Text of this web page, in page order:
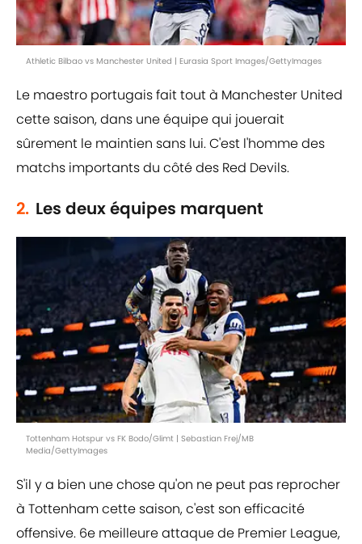
Athletic Bilbao vs Manchester United | Eurasia Sport Images/GettyImages
Le maestro portugais fait tout à Manchester United
cette saison, dans une équipe qui jouerait
sûrement le maintien sans lui. C'est l'homme des
matchs importants du côté des Red Devils.
2. Les deux équipes marquent
Tottenham Hotspur vs FK Bodo/Glimt | Sebastian Frej/MB
Media/GettyImages
S'il y a bien une chose qu'on ne peut pas reprocher
à Tottenham cette saison, c'est son efficacité
offensive. 6e meilleure attaque de Premier League,